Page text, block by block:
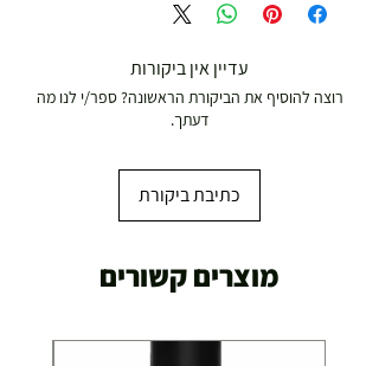
19.00 ₪
משלוח מהיר עד הבית ( עד 20 ק"ג)
עדיין אין ביקורות
רוצה להוסיף את הביקורת הראשונה? ספר/י לנו מה
דעתך.
כתיבת ביקורת
מוצרים קשורים